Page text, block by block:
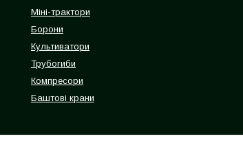
Міні-трактори
Борони
Культиватори
Трубогиби
Компресори
Баштові крани